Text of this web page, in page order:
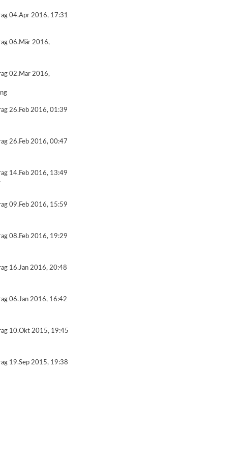
04.Apr 2016, 17:31
06.Mär 2016,
02.Mär 2016,
26.Feb 2016, 01:39
26.Feb 2016, 00:47
14.Feb 2016, 13:49
09.Feb 2016, 15:59
08.Feb 2016, 19:29
16.Jan 2016, 20:48
06.Jan 2016, 16:42
10.Okt 2015, 19:45
19.Sep 2015, 19:38